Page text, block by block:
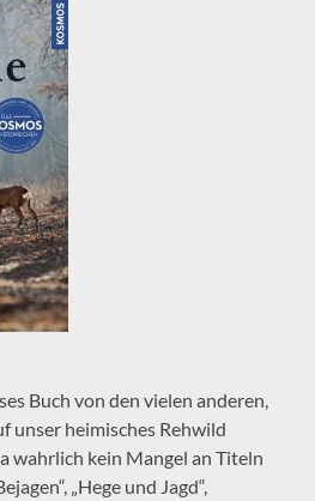
Buch von den vielen anderen,
unser heimisches Rehwild
wahrlich kein Mangel an Titeln
„Hege und Jagd“,